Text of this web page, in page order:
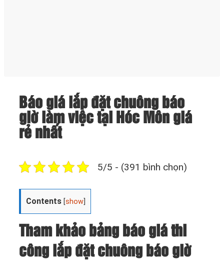
Báo giá lắp đặt chuông báo
giờ làm việc tại Hóc Môn giá
rẻ nhất
5/5 - (391 bình chọn)
Contents [show
Tham khảo bảng báo giá thi
công lắp đặt chuông báo giờ